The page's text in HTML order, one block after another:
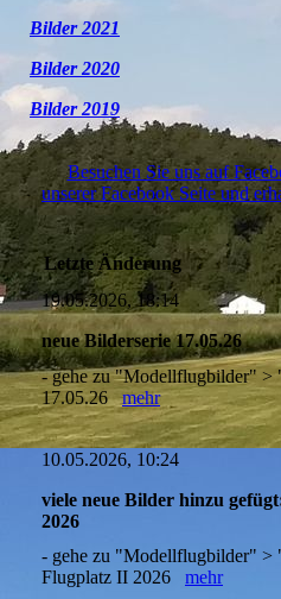
Bilder 2021
Bilder 2020
Bilder 2019
Besuchen Sie uns auf
unserer Facebook Seite und
Letzte Änderung
19.05.2026, 18:14
neue Bilderserie 17.05.26
- gehe zu "Modellflugbilder" >
17.05.26mehr
10.05.2026, 10:24
viele neue Bilder hinzu
2026
- gehe zu "Modellflugbilder" >
Flugplatz II 2026 mehr